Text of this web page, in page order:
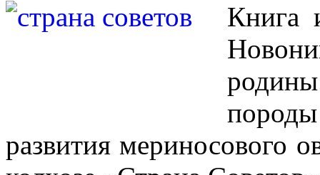
Книга
развития мериносового